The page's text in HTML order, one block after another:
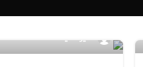
مدیر سایت